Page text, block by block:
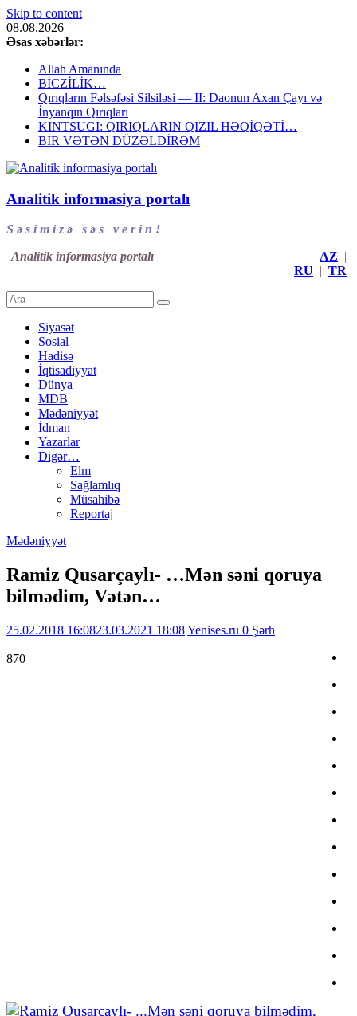
Skip to content
08.08.2026
Əsas xəbərlər:
Allah Amanında
BİCZİLİK…
Qırıqların Fəlsəfəsi Silsiləsi — II: Daonun Axan Çayı və
İnyanqın Qırıqları
KINTSUGI: QIRIQLARIN QIZIL HƏQİQƏTİ…
BİR VƏTƏN DÜZƏLDİRƏM
Analitik informasiya portalı
S ə s i m i z ə s ə s v e r i n !
Analitik informasiya portalı
AZ |
RU | TR
Siyasət
Sosial
Hadisə
İqtisadiyyat
Dünya
MDB
Mədəniyyət
İdman
Yazarlar
Digər…
Elm
Sağlamlıq
Müsahibə
Reportaj
Mədəniyyət
Ramiz Qusarçaylı- …Mən səni qoruya
bilmədim, Vətən…
25.02.2018 16:0823.03.2021 18:08Yenises.ru 0 Şərh
870